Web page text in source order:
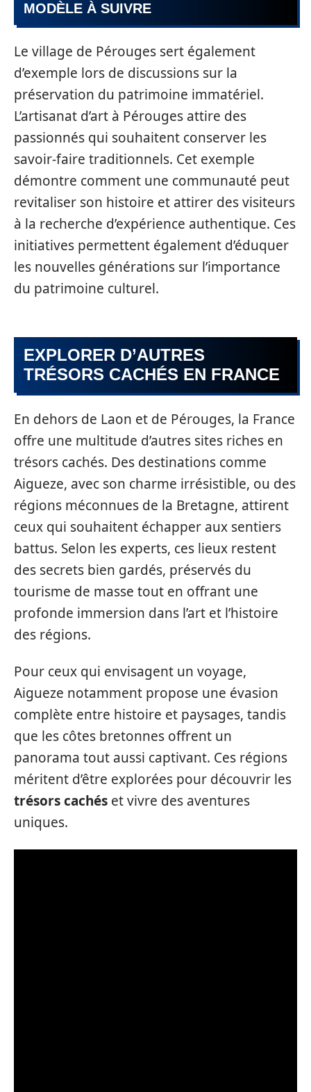
MODÈLE À SUIVRE
Le village de Pérouges sert également
d’exemple lors de discussions sur la
préservation du patrimoine immatériel.
L’artisanat d’art à Pérouges attire des
passionnés qui souhaitent conserver les
savoir-faire traditionnels. Cet exemple
démontre comment une communauté peut
revitaliser son histoire et attirer des visiteurs
à la recherche d’expérience authentique. Ces
initiatives permettent également d’éduquer
les nouvelles générations sur l’importance
du patrimoine culturel.
EXPLORER D’AUTRES
TRÉSORS CACHÉS EN FRANCE
En dehors de Laon et de Pérouges, la France
offre une multitude d’autres sites riches en
trésors cachés. Des destinations comme
Aigueze, avec son charme irrésistible, ou des
régions méconnues de la Bretagne, attirent
ceux qui souhaitent échapper aux sentiers
battus. Selon les experts, ces lieux restent
des secrets bien gardés, préservés du
tourisme de masse tout en offrant une
profonde immersion dans l’art et l’histoire
des régions.
Pour ceux qui envisagent un voyage,
Aigueze notamment propose une évasion
complète entre histoire et paysages, tandis
que les côtes bretonnes offrent un
panorama tout aussi captivant. Ces régions
méritent d’être explorées pour découvrir les
trésors cachés et vivre des aventures
uniques.